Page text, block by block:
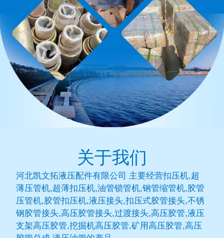
关于我们
河北凯文拓液压配件有限公司 主要经营扣压机,超
薄压管机,超薄扣压机,油管锁管机,钢管缩管机,胶管
压管机,胶管扣压机,液压接头,扣压式胶管接头,不锈
钢胶管接头,高压胶管接头,过渡接头,高压胶管,液压
支架高压胶管,挖掘机高压胶管,矿用高压胶管,高压